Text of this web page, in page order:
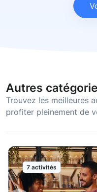
Autres
Trouvez les meilleures
profiter pleinement de
7 activités